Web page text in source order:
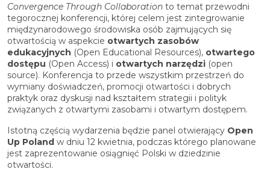
Convergence Through Collaboration to temat przewodni
tegorocznej konferencji, której celem jest zintegrowanie
międzynarodowego środowiska osób zajmujących się
otwartością w aspekcie otwartych zasobów
edukacyjnych (Open Educational Resources), otwartego
dostępu (Open Access) i otwartych narzędzi (open
source). Konferencja to przede wszystkim przestrzeń do
wymiany doświadczeń, promocji otwartości i dobrych
praktyk oraz dyskusji nad kształtem strategii i polityk
związanych z otwartymi zasobami i otwartym dostępem.
Istotną częścią wydarzenia będzie panel otwierający Open
Up Poland w dniu 12 kwietnia, podczas którego planowane
jest zaprezentowanie osiągnięć Polski w dziedzinie
otwartości.